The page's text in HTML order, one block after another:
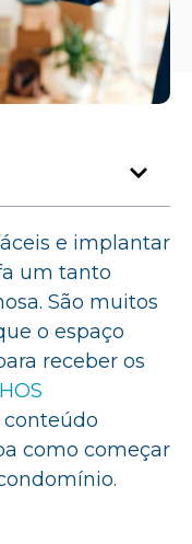
e implantar
um tanto
São muitos
o espaço
receber os
como começar